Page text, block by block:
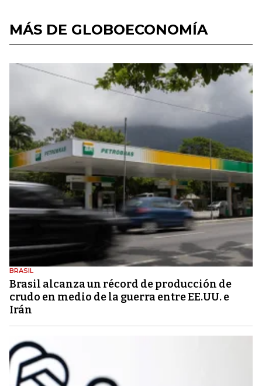
MÁS DE GLOBOECONOMÍA
BRASIL
Brasil alcanza un récord de producción de
crudo en medio de la guerra entre EE.UU. e
Irán